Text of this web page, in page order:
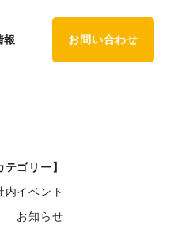
報 お問い合わせ
テゴリー】
内イベント
お知らせ